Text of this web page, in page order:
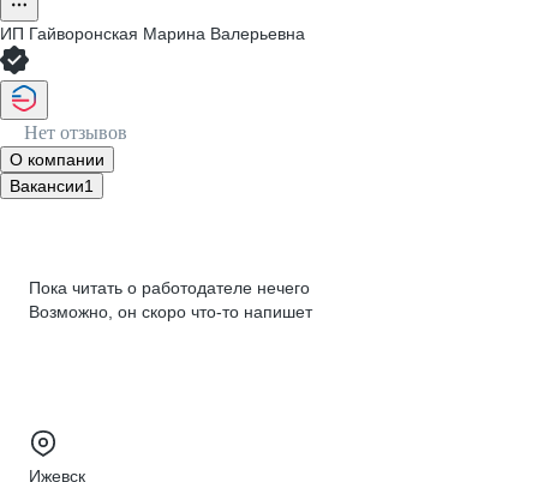
ИП Гайворонская Марина Валерьевна
Нет отзывов
О компании
Вакансии1
Пока читать о работодателе нечего
Возможно, он скоро что‑то напишет
Ижевск